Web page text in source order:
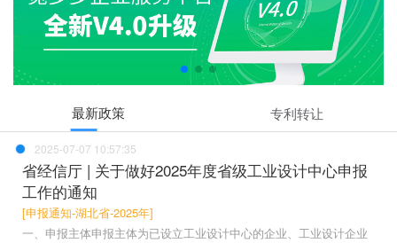
最新政策 专利转让
2025-07-07 10:57:35
省经信厅 | 关于做好2025年度省级工业设计中心申报
工作的通知
[申报通知-湖北省-2025年]
一、申报主体申报主体为已设立工业设计中心的企业、工业设计企业